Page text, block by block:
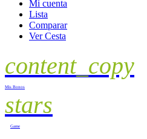
Mi cuenta
Lista
Comparar
Ver Cesta
content_copy
Mis Bonos
stars
Game